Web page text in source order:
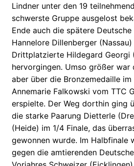
Lindner unter den 19
schwerste Gruppe ausgelost
Ende auch die spätere
Hannelore Dillenberger
Drittplatzierte Hildegard Georgi
hervorgingen. Umso größer war
aber über die Bronzemedaille
Annemarie Falkowski vom TTC
erspielte. Der Weg dorthin ging
die starke Paarung Dietterle
(Heide) im 1/4 Finale, das
gewonnen wurde. Im Halbfinale
gegen die amtierenden